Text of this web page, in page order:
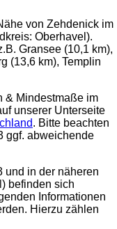
von Zehdenick im
Oberhavel).
Gransee (10,1 km),
(13,6 km), Templin
& Mindestmaße im
unserer Unterseite
. Bitte beachten
ggf. abweichende
und in der näheren
befinden sich
Informationen
Hierzu zählen